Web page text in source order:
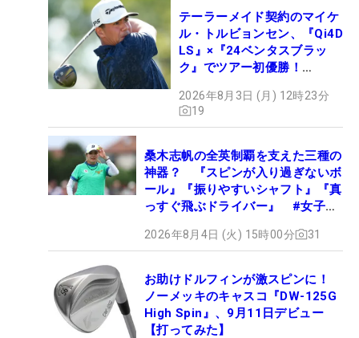
テーラーメイド契約のマイケ
ル・トルビョンセン、『Qi4D
LS』×『24ベンタスブラッ
ク』でツアー初優勝！
2026年8月3日 (月) 12時23分
19
桑木志帆の全英制覇を支えた三種の
神器？ 『スピンが入り過ぎないボ
ール』『振りやすいシャフト』『真
っすぐ飛ぶドライバー』 #女子プ
2026年8月4日 (火) 15時00分 31
お助けドルフィンが激スピンに！
ノーメッキのキャスコ『DW-125G
High Spin』、9月11日デビュー
【打ってみた】